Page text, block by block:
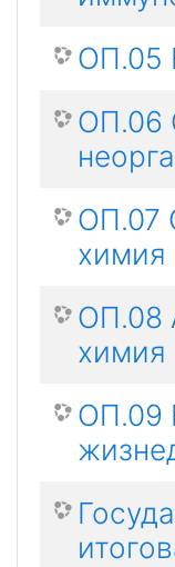
ОП.05
ОП.06
ОП.07
химия
ОП.08
химия
ОП.09